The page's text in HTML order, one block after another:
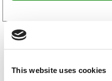
This website uses cookies